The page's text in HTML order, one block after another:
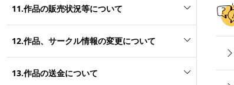
11.作品の販売状況等について
12.作品、サークル情報の変更について
13.作品の送金について